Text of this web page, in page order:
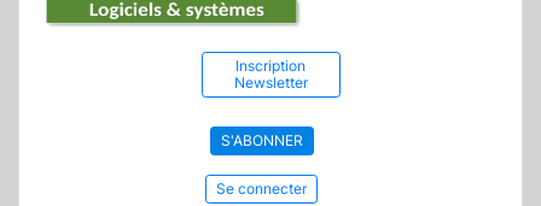
Inscription
Newsletter
S'ABONNER
Se connecter